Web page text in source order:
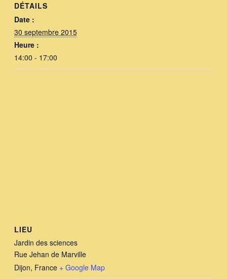
DÉTAILS
Date :
30 septembre 2015
Heure :
14:00 - 17:00
LIEU
Jardin des sciences
Rue Jehan de Marville
Dijon, France + Google Map